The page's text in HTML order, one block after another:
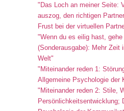
"Das Loch an meiner Seite:
auszog, den richtigen
Frust bei der virtuellen
"Wenn du es eilig hast, gehe
(Sonderausgabe): Mehr Zeit
Welt"
"Miteinander reden 1:
Allgemeine Psychologie der
"Miteinander reden 2: Stile,
Persönlichkeitsentwicklung;